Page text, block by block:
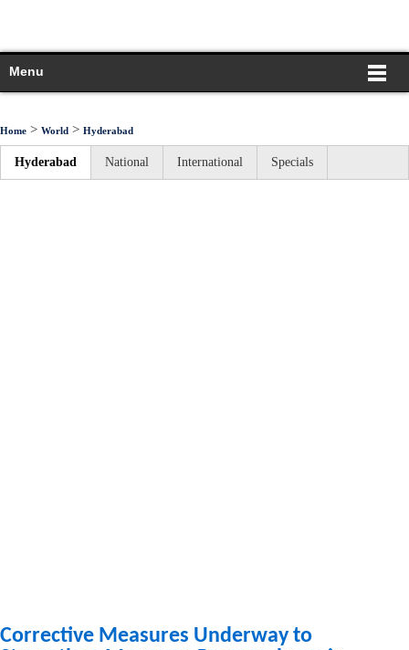
Menu
Home > World > Hyderabad
Hyderabad National International Specials
Corrective Measures Underway to